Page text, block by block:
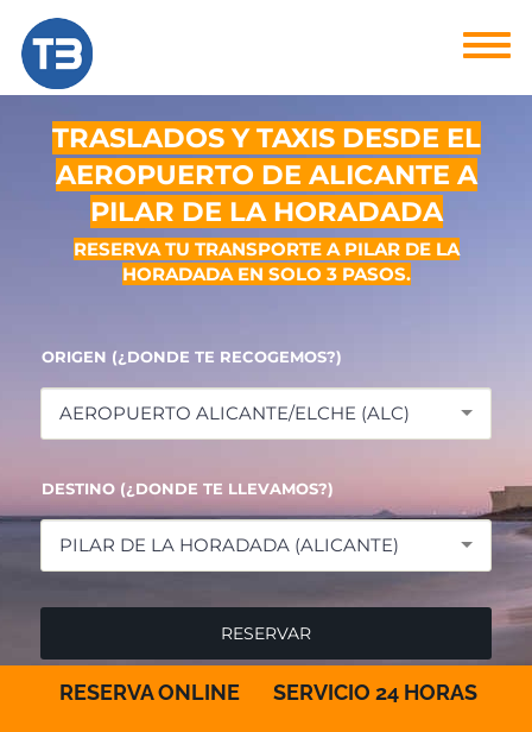
TRASLADOS Y TAXIS DESDE EL
AEROPUERTO DE ALICANTE A
PILAR DE LA HORADADA
RESERVA TU TRANSPORTE A PILAR DE LA
HORADADA EN SOLO 3 PASOS.
ORIGEN (¿DONDE TE RECOGEMOS?)
AEROPUERTO ALICANTE/ELCHE (ALC)
DESTINO (¿DONDE TE LLEVAMOS?)
PILAR DE LA HORADADA (ALICANTE)
RESERVA ONLINE SERVICIO 24 HORAS